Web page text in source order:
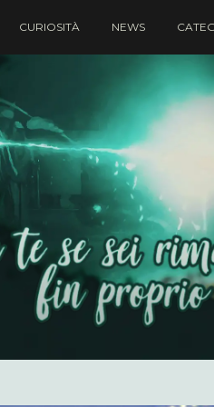
CURIOSITÀ NEWS
rimasto